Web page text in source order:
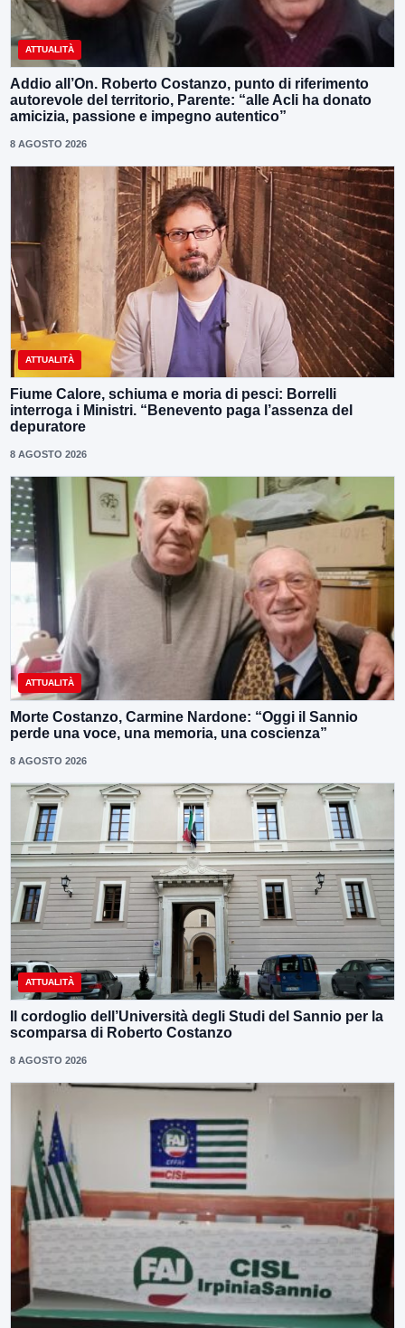
ATTUALITÀ
Addio all’On. Roberto Costanzo, punto di riferimento
autorevole del territorio, Parente: “alle Acli ha donato
amicizia, passione e impegno autentico”
8 AGOSTO 2026
ATTUALITÀ
Fiume Calore, schiuma e moria di pesci: Borrelli
interroga i Ministri. “Benevento paga l’assenza del
depuratore
8 AGOSTO 2026
ATTUALITÀ
Morte Costanzo, Carmine Nardone: “Oggi il Sannio
perde una voce, una memoria, una coscienza”
8 AGOSTO 2026
ATTUALITÀ
Il cordoglio dell’Università degli Studi del Sannio per la
scomparsa di Roberto Costanzo
8 AGOSTO 2026